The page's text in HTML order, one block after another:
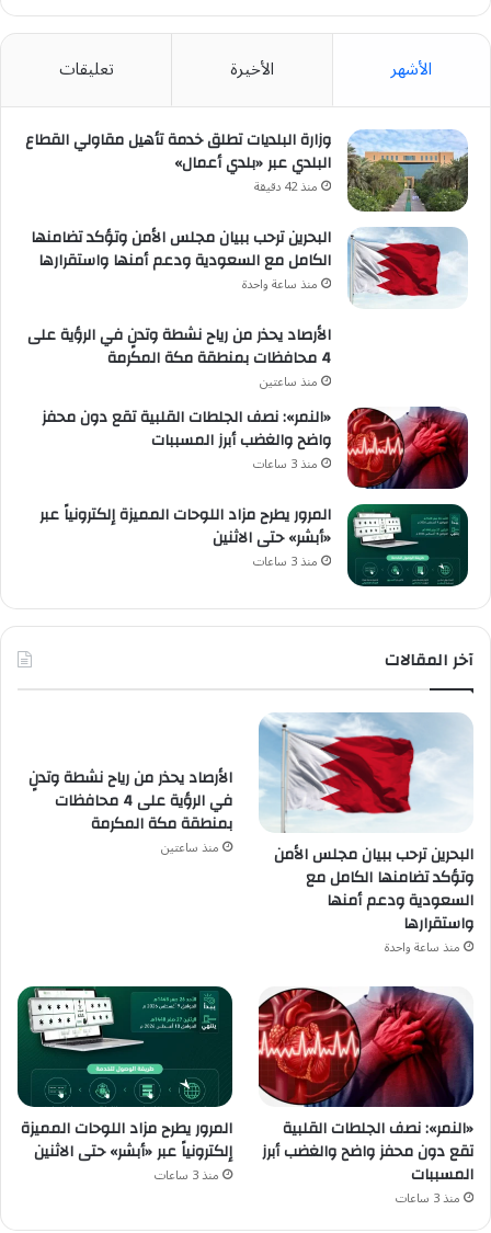
الأشهر الأخيرة تعليقات
وزارة البلديات تطلق خدمة تأهيل مقاولي القطاع
البلدي عبر «بلدي أعمال»
منذ 42 دقيقة
البحرين ترحب ببيان مجلس الأمن وتؤكد تضامنها
الكامل مع السعودية ودعم أمنها واستقرارها
منذ ساعة واحدة
الأرصاد يحذر من رياح نشطة وتدنٍ في الرؤية على
4 محافظات بمنطقة مكة المكرمة
منذ ساعتين
«النمر»: نصف الجلطات القلبية تقع دون محفز
واضح والغضب أبرز المسببات
منذ 3 ساعات
المرور يطرح مزاد اللوحات المميزة إلكترونياً عبر
«أبشر» حتى الاثنين
منذ 3 ساعات
آخر المقالات
البحرين ترحب ببيان مجلس الأمن
وتؤكد تضامنها الكامل مع
السعودية ودعم أمنها
واستقرارها
منذ ساعة واحدة
الأرصاد يحذر من رياح نشطة وتدنٍ
في الرؤية على 4 محافظات
بمنطقة مكة المكرمة
منذ ساعتين
«النمر»: نصف الجلطات القلبية
تقع دون محفز واضح والغضب أبرز
المسببات
منذ 3 ساعات
المرور يطرح مزاد اللوحات المميزة
إلكترونياً عبر «أبشر» حتى الاثنين
منذ 3 ساعات